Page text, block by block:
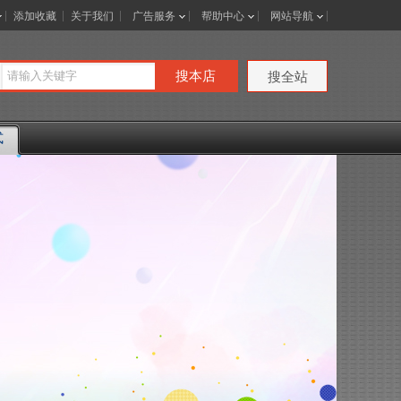
添加收藏 关于我们 广告服务 帮助中心 网站导航
搜本店 搜全站